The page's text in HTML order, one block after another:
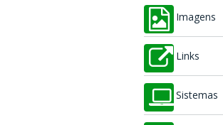
Imagens
Links
Sistemas